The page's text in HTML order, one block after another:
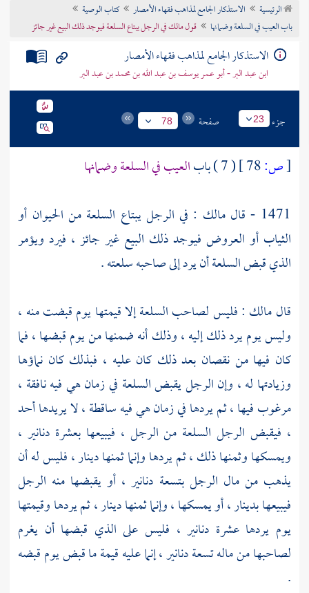
تراجم الأعلام
الرئيسية الاستذكار الجامع لمذاهب فقهاء الأمصار
كتاب الوصية
باب العيب في السلعة وضمانها
قول مالك في الرجل يبتاع السلعة فيوجد ذلك البيع غير جائز
الاستذكار الجامع لمذاهب فقهاء الأمصار
ابن عبد البر - أبو عمر يوسف بن عبد الله بن محمد بن عبد البر
جزء 23 صفحة 78
[ص: ( 7 ) باب
العيب في السلعة وضمانها
1471 - قال
مالك : في الرجل يبتاع السلعة من الحيوان أو
الثياب أو العروض فيوجد ذلك البيع غير جائز ، فيرد ويؤمر
الذي قبض السلعة أن يرد إلى صاحبه سلعته .
قالمالك : فليس لصاحب السلعة إلا قيمتها يوم قبضت منه ،
وليس يوم يرد ذلك إليه ، وذلك أنه ضمنها من يوم قبضها ، فما
كان فيها من نقصان بعد ذلك كان عليه ، فبذلك كان نماؤها
وزيادتها له ، وإن الرجل يقبض السلعة في زمان هي فيه نافقة ،
مرغوب فيها ، ثم يردها في زمان هي فيه ساقطة ، لا يريدها أحد
، فيقبض الرجل السلعة من الرجل ، فيبيعها بعشرة دنانير ،
ويمسكها وثمنها ذلك ، ثم يردها وإنما ثمنها دينار ، فليس له أن
يذهب من مال الرجل بتسعة دنانير ، أو يقبضها منه الرجل
فيبيعها بدينار ، أو يمسكها ، وإنما ثمنها دينار ، ثم يردها وقيمتها
يوم يردها عشرة دنانير ، فليس على الذي قبضها أن يغرم
لصاحبها من ماله تسعة دنانير ، إنما عليه قيمة ما قبض يوم قبضه
.